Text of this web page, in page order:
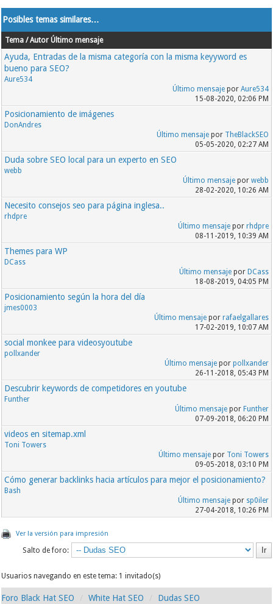
Posibles temas similares…
Tema / Autor Último mensaje
Ayuda, Entradas de la misma categoría con la misma keyyword es
bueno para SEO?
Aure534
Último mensajepor Aure534
15-08-2020, 02:06 PM
Posicionamiento de imágenes
DonAndres
Último mensajepor TheBlackSEO
05-05-2020, 02:27 AM
Duda sobre SEO local para un experto en SEO
webb
Último mensajepor webb
28-02-2020, 10:26 AM
Necesito consejos seo para página inglesa..
rhdpre
Último mensajepor rhdpre
08-11-2019, 10:39 AM
Themes para WP
DCass
Último mensajepor DCass
18-08-2019, 04:05 PM
Posicionamiento según la hora del día
jmes0003
Último mensajepor rafaelgallares
17-02-2019, 10:07 AM
social monkee para videosyoutube
pollxander
Último mensajepor pollxander
26-11-2018, 05:43 PM
Descubrir keywords de competidores en youtube
Funther
Último mensajepor Funther
07-09-2018, 06:20 PM
videos en sitemap.xml
Toni Towers
Último mensajepor Toni Towers
09-05-2018, 03:10 PM
Cómo generar backlinks hacia artículos para mejor el posicionamiento?
Bash
Último mensajepor sp0iler
27-04-2018, 10:26 PM
Ver la versión para impresión
Salto de foro:
Usuarios navegando en este tema: 1 invitado(s)
Foro Black Hat SEO White Hat SEO Dudas SEO